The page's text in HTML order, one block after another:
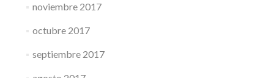
noviembre 2017
octubre 2017
septiembre 2017